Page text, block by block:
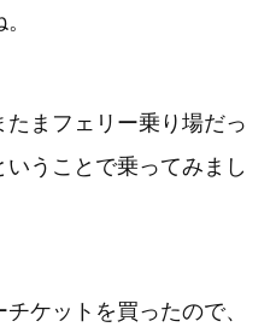
まフェリー乗り場だっ
うことで乗ってみまし
ケットを買ったので、